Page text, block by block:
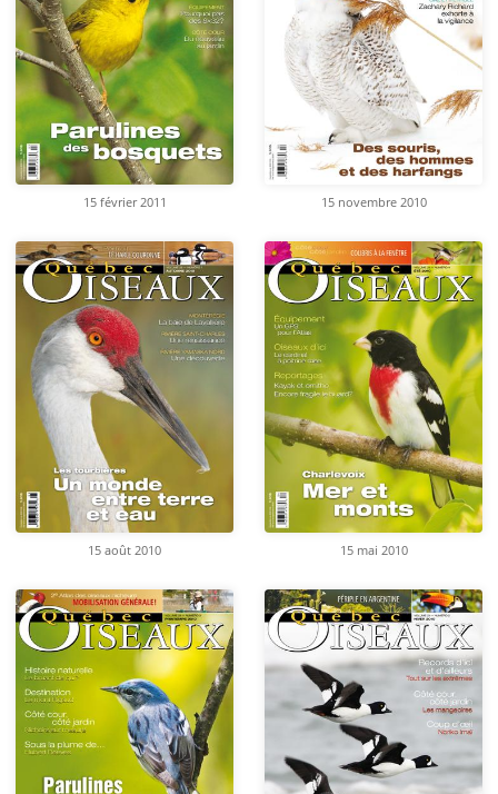
15 février 2011 15 novembre 2010
15 août 2010 15 mai 2010